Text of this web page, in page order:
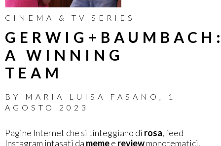
CINEMA & TV SERIES
A WINNING
TEAM
BY MARIA LUISA FASANO
1
AGOSTO 2023
Pagine Internet che si tinteggiano di rosa, feed
Instagram intasati da memee reviewmonotematici,